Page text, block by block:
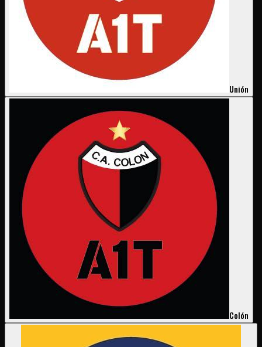
Unión
Colón